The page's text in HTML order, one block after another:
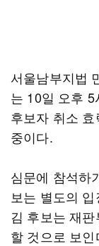
서울남부지법
는 10일 오후
후보자 취소
중이다.
심문에 참석하
보는 별도의
김 후보는 재
할 것으로 보인